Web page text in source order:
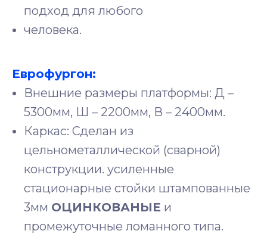
подход для любого
человека.
Еврофургон:
Внешние размеры платформы: Д –
5300мм, Ш – 2200мм, В – 2400мм.
Каркас: Сделан из
цельнометаллической (сварной)
конструкции. усиленные
стационарные стойки штампованные
3мм ОЦИНКОВАНЫЕ и
промежуточные ломанного типа.